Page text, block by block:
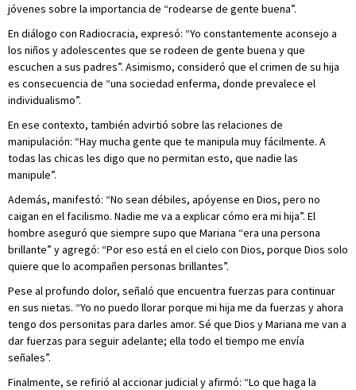
jóvenes sobre la importancia de “rodearse de gente buena”.
En diálogo con Radiocracia, expresó: “Yo constantemente aconsejo a
los niños y adolescentes que se rodeen de gente buena y que
escuchen a sus padres”. Asimismo, consideró que el crimen de su hija
es consecuencia de “una sociedad enferma, donde prevalece el
individualismo”.
En ese contexto, también advirtió sobre las relaciones de
manipulación: “Hay mucha gente que te manipula muy fácilmente. A
todas las chicas les digo que no permitan esto, que nadie las
manipule”.
Además, manifestó: “No sean débiles, apóyense en Dios, pero no
caigan en el facilismo. Nadie me va a explicar cómo era mi hija”. El
hombre aseguró que siempre supo que Mariana “era una persona
brillante” y agregó: “Por eso está en el cielo con Dios, porque Dios solo
quiere que lo acompañen personas brillantes”.
Pese al profundo dolor, señaló que encuentra fuerzas para continuar
en sus nietas. “Yo no puedo llorar porque mi hija me da fuerzas y ahora
tengo dos personitas para darles amor. Sé que Dios y Mariana me van a
dar fuerzas para seguir adelante; ella todo el tiempo me envía
señales”.
Finalmente, se refirió al accionar judicial y afirmó: “Lo que haga la